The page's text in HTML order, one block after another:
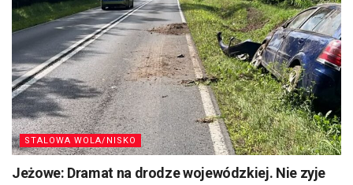
STALOWA WOLA/NISKO
Jeżowe: Dramat na drodze wojewódzkiej. Nie zyje